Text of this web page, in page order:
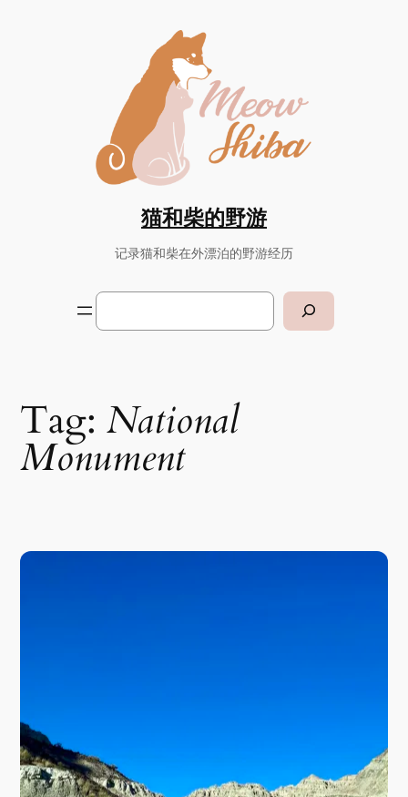
猫和柴的野游
记录猫和柴在外漂泊的野游经历
Search
Tag:National
Monument